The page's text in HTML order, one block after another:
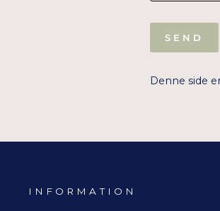
SEND
Denne side
INFORMATION